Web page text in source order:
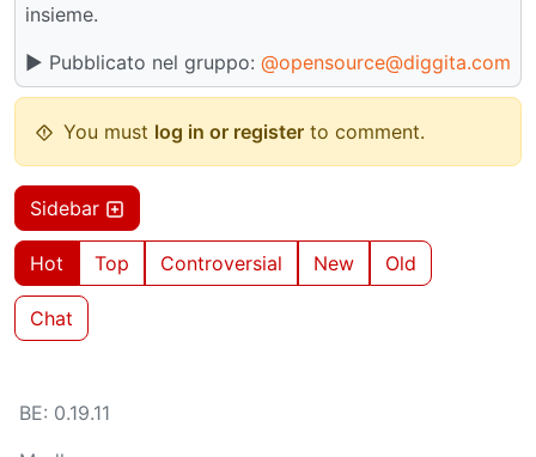
insieme.
▶️ Pubblicato nel gruppo: @opensource@diggita.com
You must log in or register to comment.
Sidebar
Hot Top Controversial New Old
Chat
BE: 0.19.11